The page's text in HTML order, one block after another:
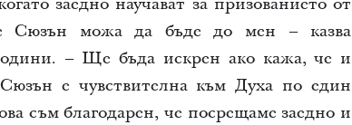
Сюзън можа да бъде до мен – казва
– Ще бъда искрен ако кажа, че и
е чувствителна към Духа по един
съм благодарен, че посрещаме заедно и